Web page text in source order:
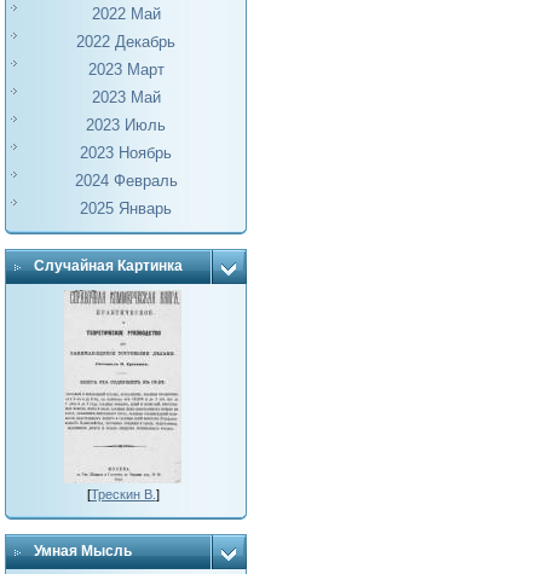
2022 Май
2022 Декабрь
2023 Март
2023 Май
2023 Июль
2023 Ноябрь
2024 Февраль
2025 Январь
Случайная Картинка
[Трескин В. ]
Умная Мысль